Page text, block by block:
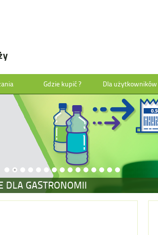
Gdzie kupić ? Dla użytkowników
DLA GASTRONOMII